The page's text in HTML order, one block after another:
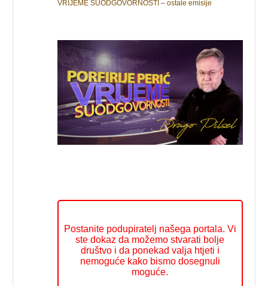
VRIJEME SUODGOVORNOSTI – ostale emisije
Postanite podupiratelj našega portala. Vi
ste dokaz da možemo stvarati bolje
društvo i da ponekad valja htjeti i
nemoguće kako bismo dosegnuli
moguće.